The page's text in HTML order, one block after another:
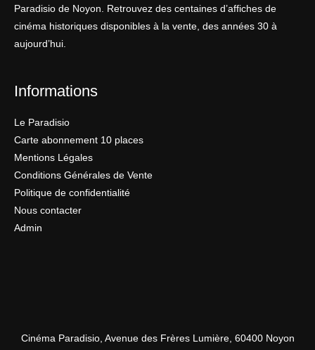
Paradisio de Noyon. Retrouvez des centaines d’affiches de
cinéma historiques disponibles à la vente, des années 30 à
aujourd’hui.
Informations
Le Paradisio
Carte abonnement 10 places
Mentions Légales
Conditions Générales de Vente
Politique de confidentialité
Nous contacter
Admin
Cinéma Paradisio, Avenue des Frères Lumière, 60400 Noyon